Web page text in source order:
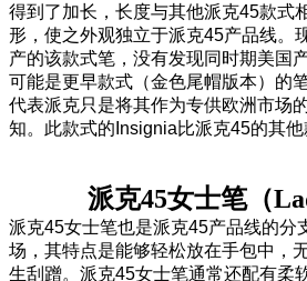
得到了加长，长度与其他派克45款式
形，使之外观独立于派克45产品线。
产的该款式笔，没有发现同时期美国
可能是更早款式（金色尾帽版本）的
代表派克只是将其作为专供欧洲市场
知。此款式的Insignia比派克45的其他
派克45女士笔（
派克45女士笔也是派克45产品线的分
场，其特点是能够轻松放在手包中，
生刮蹭。派克45女士笔通常还配有柔